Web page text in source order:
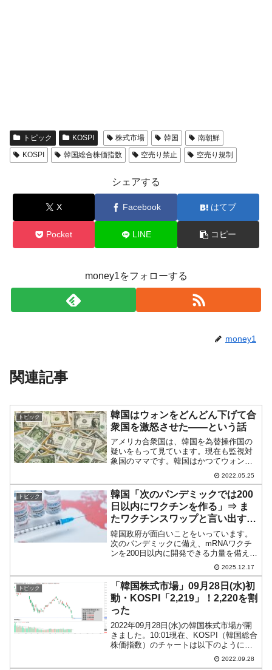
トピック KOSPI 株式市場 韓国
南朝鮮
KOSPI
韓国総合株価指数 空売り禁止 空売り規制
シェアする
X Facebook はてブ
Pocket LINE コピー
money1をフォローする
money1
関連記事
トピック
韓国はウォンをどんどん下げて合
衆国を激怒させた――という話
アメリカ合衆国は、韓国を為替操作国の
疑いをもって見ています。現在も監視対
象国のママです。韓国はかつてウォン安
誘導を行って合衆国を激怒させたことが
あるのをご存じでしょうか。固定相場制
からバスケット制へ1945～1980年は韓国
は固定相場制でし...
2022.05.25
トピック
韓国「次のパンデミックでは200
日以内にワクチンを作る」⇒ ま
たワクチンスワップと言い出すの
では……
韓国政府が面白いことをいっています。
次のパンデミックに備え、mRNAワクチ
ンを200日以内に開発できる力量を備える
――そうです。↑保健福祉部、食品医薬品
安全処の業務報告に出席する李在明
（イ・ジェミョン）さん。まさに「なに
笑わろてんねん」とい...
2025.12.17
トピック
「韓国株式市場」09月28日(水)初
動・KOSPI「2,219」！2,220を割
った
2022年09月28日(水)の韓国株式市場が開
きました。10:01現在、KOSPI（韓国総合
株価指数）のチャートは以下のようにな
『Investing.com』より引用）。下げて始
2022.09.28